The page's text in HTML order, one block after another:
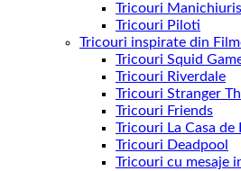
Tricouri
Tricouri Piloti
Tricouri inspirate din
Tricouri Squid
Tricouri Riverdale
Tricouri Stranger
Tricouri Friends
Tricouri La Casa de
Tricouri Deadpool
Tricouri cu mesaje